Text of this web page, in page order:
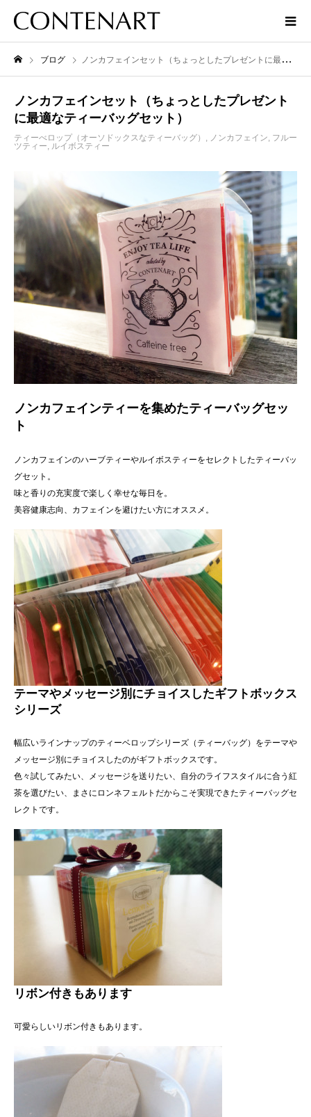
ブログ ノンカフェインセット（ちょっとしたプレゼントに最適なティーバッグセット）
ノンカフェインセット（ちょっとしたプレゼント
に最適なティーバッグセット）
ティーべロップ（オーソドックスなティーバッグ） ノンカフェイン フルー
ツティー
ルイボスティー
ノンカフェインティーを集めたティーバッグセッ
ト
ノンカフェインのハーブティーやルイボスティーをセレクトしたティーバッ
グセット。
味と香りの充実度で楽しく幸せな毎日を。
美容健康志向、カフェインを避けたい方にオススメ。
テーマやメッセージ別にチョイスしたギフトボックス
シリーズ
幅広いラインナップのティーベロップシリーズ（ティーバッグ）をテーマや
メッセージ別にチョイスしたのがギフトボックスです。
色々試してみたい、メッセージを送りたい、自分のライフスタイルに合う紅
茶を選びたい、まさにロンネフェルトだからこそ実現できたティーバッグセ
レクトです。
リボン付きもあります
可愛らしいリボン付きもあります。